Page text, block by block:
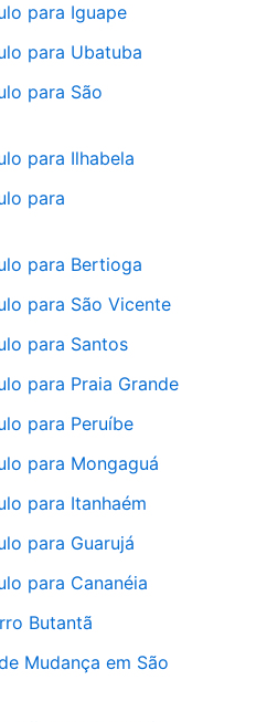
para Iguape
para Ubatuba
para São
para Ilhabela
para
para Bertioga
para São Vicente
para Santos
para Praia Grande
para Peruíbe
para Mongaguá
para Itanhaém
para Guarujá
para Cananéia
Butantã
Mudança em São